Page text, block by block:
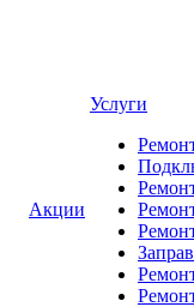
Акции
Услуги